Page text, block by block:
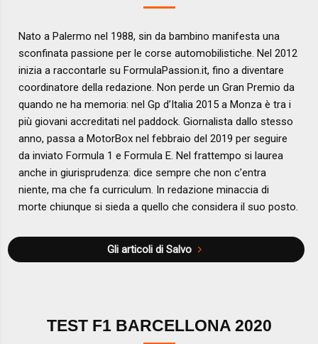
Nato a Palermo nel 1988, sin da bambino manifesta una
sconfinata passione per le corse automobilistiche. Nel 2012
inizia a raccontarle su FormulaPassion.it, fino a diventare
coordinatore della redazione. Non perde un Gran Premio da
quando ne ha memoria: nel Gp d’Italia 2015 a Monza è tra i
più giovani accreditati nel paddock. Giornalista dallo stesso
anno, passa a MotorBox nel febbraio del 2019 per seguire
da inviato Formula 1 e Formula E. Nel frattempo si laurea
anche in giurisprudenza: dice sempre che non c’entra
niente, ma che fa curriculum. In redazione minaccia di
morte chiunque si sieda a quello che considera il suo posto.
Gli articoli di Salvo
TEST F1 BARCELLONA 2020